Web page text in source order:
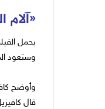
«آلام
يحمل
وستعود
وأوضح
قال كافيزيل عام 2018 عن عمل